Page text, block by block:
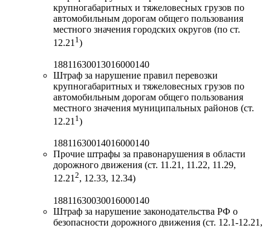
крупногабаритных и тяжеловесных грузов по
автомобильным дорогам общего пользования
местного значения городских округов (по ст.
12.21 1 )
18811630013016000140
Штраф за нарушение правил перевозки
крупногабаритных и тяжеловесных грузов по
автомобильным дорогам общего пользования
местного значения муниципальных районов (ст.
12.211)
18811630014016000140
Прочие штрафы за правонарушения в области
дорожного движения (ст. 11.21, 11.22, 11.29,
12.212, 12.33, 12.34)
18811630030016000140
Штраф за нарушение законодательства РФ о
безопасности дорожного движения (ст. 12.1-12.21,